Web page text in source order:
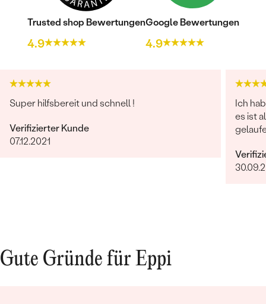
Nebensteine
ABMESSUNGEN:
FORM:
FARBE:
Trusted shop Bewertungen
4.9
Google Bewertungen
4.9
Super hilfsbereit und schnell !
Verifizierter Kunde
07.12.2021
Ich
es ist
Gute Gründe für Eppi